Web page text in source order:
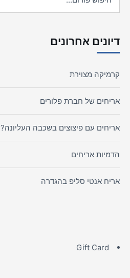
דיונים אחרונים
קרמיקה מצוירת
אריחים של חברת פלורים
אריחים עם פיצוצים בשכבה העליונה?
הדמיות אריחים
אריח אנטי סליפ בהגדרה
Gift Card